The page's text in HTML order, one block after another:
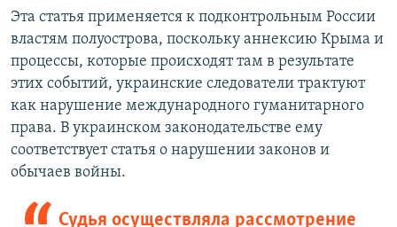
Эта статья применяется к подконтрольным России
властям полуострова, поскольку аннексию Крыма и
процессы, которые происходят там в результате
этих событий, украинские следователи трактуют
как нарушение международного гуманитарного
права. В украинском законодательстве ему
соответствует статья о нарушении законов и
обычаев войны.
Судья осуществляла рассмотрение